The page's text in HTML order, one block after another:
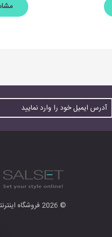
© 2026 فروشگاه اینترنتی سال‌ست